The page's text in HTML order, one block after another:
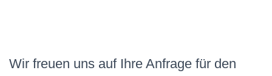
Wir freuen uns auf Ihre Anfrage für den